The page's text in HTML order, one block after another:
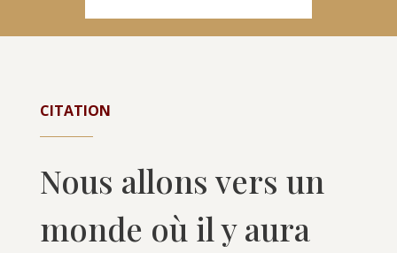
CITATION
Nous allons vers un
monde où il y aura